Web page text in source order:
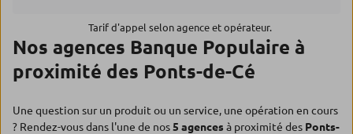
Tarif d'appel selon agence et opérateur.
Nos agences Banque Populaire à
proximité des Ponts-de-Cé
Une question sur un produit ou un service, une opération en cours
? Rendez-vous dans l'une de nos5 agencesà proximité des Ponts-